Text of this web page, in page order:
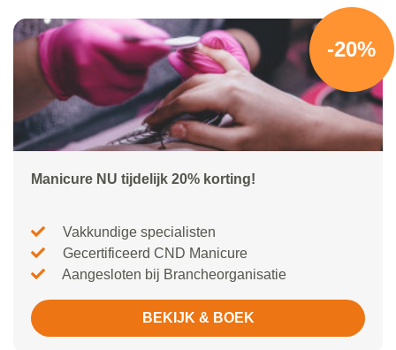
-20%
Manicure NU tijdelijk 20% korting!
Vakkundige specialisten
Gecertificeerd CND Manicure
Aangesloten bij Brancheorganisatie
BEKIJK & BOEK